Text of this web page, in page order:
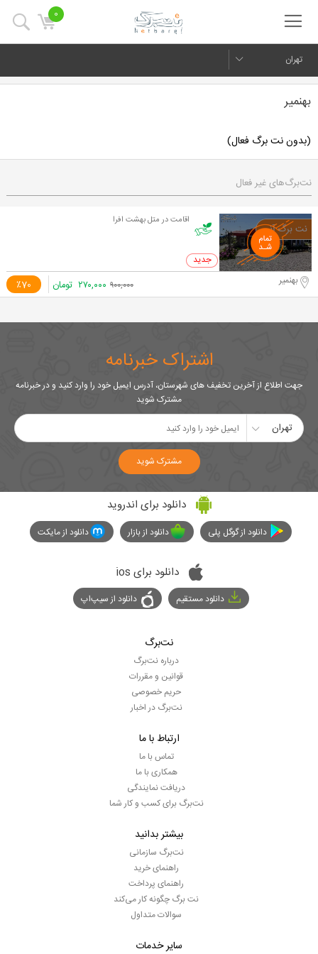
0
تهران
بهنمیر
(بدون نت برگ فعال)
نت‌برگ‌های غیر فعال
اقامت در متل بهشت افرا
0 خرید
٪70 بهنمیر ۹۰۰,۰۰۰ ۲۷۰,۰۰۰ تومان
اشتراک خبرنامه
جهت اطلاع از آخرین تخفیف های شهرستان، آدرس ایمیل خود را وارد کنید و در خبرنامه
مشترک شوید
تهران
مشترک شوید
دانلود برای اندروید
دانلود از گوگل پلی دانلود از بازار دانلود از مایکت
دانلود برای ios
دانلود مستقیم دانلود از سیپ‌اپ
نت‌برگ
درباره نت‌برگ
قوانین و مقررات
حریم خصوصی
نت‌برگ در اخبار
ارتباط با ما
تماس با ما
همکاری با ما
دریافت نمایندگی
نت‌برگ برای کسب و کار شما
بیشتر بدانید
نت‌برگ سازمانی
راهنمای خرید
راهنمای پرداخت
نت برگ چگونه کار می‌کند
سوالات متداول
سایر خدمات